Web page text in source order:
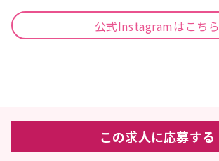
公式Instagramはこちら
この求人に応募する